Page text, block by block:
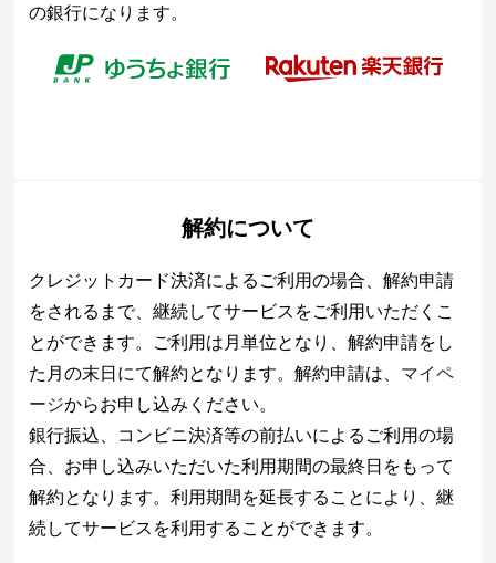
の銀行になります。
解約について
クレジットカード決済によるご利用の場合、解約申請
をされるまで、継続してサービスをご利用いただくこ
とができます。ご利用は月単位となり、解約申請をし
た月の末日にて解約となります。解約申請は、 マイペ
ージからお申し込みください。
銀行振込、コンビニ決済等の前払いによるご利用の場
合、お申し込みいただいた利用期間の最終日をもって
解約となります。利用期間を延長することにより、継
続してサービスを利用することができます。